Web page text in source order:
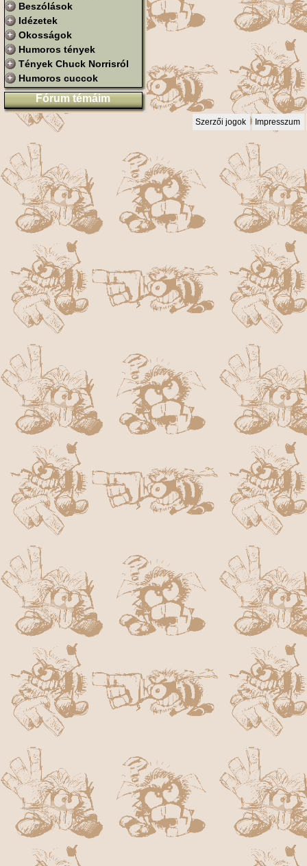
Beszólások
Idézetek
Okosságok
Humoros tények
Tények Chuck Norrisról
Humoros cuccok
Fórum témáim
Szerzői jogok Impresszum